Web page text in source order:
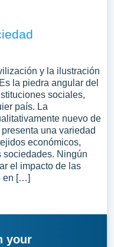
y la ilustración
la piedra angular del
sociales,
país. La
nuevo de
una variedad
económicos,
sociedades. Ningún
el impacto de las
en […]
your